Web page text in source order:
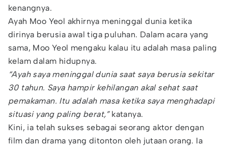
kenangnya.
Ayah Moo Yeol akhirnya meninggal dunia ketika
dirinya berusia awal tiga puluhan. Dalam acara yang
sama, Moo Yeol mengaku kalau itu adalah masa paling
kelam dalam hidupnya.
“Ayah saya meninggal dunia saat saya berusia sekitar
30 tahun. Saya hampir kehilangan akal sehat saat
pemakaman. Itu adalah masa ketika saya menghadapi
situasi yang paling berat,” katanya.
Kini, ia telah sukses sebagai seorang aktor dengan
film dan drama yang ditonton oleh jutaan orang. Ia